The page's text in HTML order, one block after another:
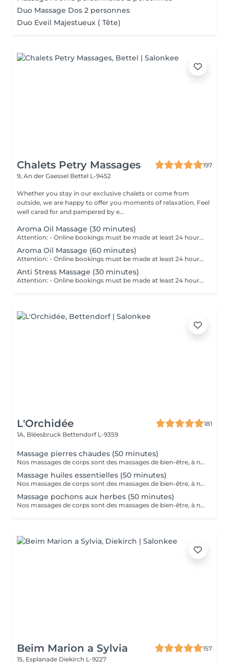
Duo Massage Dos 2 personnes
Duo Eveil Majestueux ( Tête)
Chalets Petry Massages
197
9, An der Gaessel Bettel L-9452
Whether you stay in our exclusive chalets or come from
outside, we are happy to offer you moments of relaxation. Feel
well cared for and pampered by e...
Aroma Oil Massage (30 minutes)
Attention: - Online bookings must be made at least 24 hours in advance. - If you would like to book a massage at short notice (less than 24 hours in advance), please call +49 173 390 20 62. - If you have to cancel the massage, we kindly ask you to do so at least 24 hours in advance, otherwise we will have to charge 70% of the price of the massage. - Employees and times can be adjusted if necessary, after consultation with you. With this massage a particularly deep state of relaxation is achieved through the combination of a gentle body massage and high-quality, warm oils. The pure and natural ingredients of the selected essential oils penetrate deep into the skin layers and stimulate the system.
Aroma Oil Massage (60 minutes)
Attention: - Online bookings must be made at least 24 hours in advance. - If you would like to book a massage at short notice (less than 24 hours in advance), please call +49 173 390 20 62. - If you have to cancel the massage, we kindly ask you to do so at least 24 hours in advance, otherwise we will have to charge 70% of the price of the massage. - Employees and times can be adjusted if necessary, after consultation with you. With this massage a particularly deep state of relaxation is achieved through the combination of a gentle body massage and high-quality, warm oils. The pure and natural ingredients of the selected essential oils penetrate deep into the skin layers and stimulate the system.
Anti Stress Massage (30 minutes)
Attention: - Online bookings must be made at least 24 hours in advance. - If you would like to book a massage at short notice (less than 24 hours in advance), please call +49 173 390 20 62. - If you have to cancel the massage, we kindly ask you to do so at least 24 hours in advance, otherwise we will have to charge 70% of the price of the massage. - Employees and times can be adjusted if necessary, after consultation with you. In the anti-stress massage, individual parts such as shoulders, neck, face and back are massaged with slow, rhythmic strokes. Through the various massage techniques and joint loosening on the one hand, the muscles are relaxed and at the same time stimulated, and on the other hand stress and anger is reduced.
L'Orchidée
181
1A, Bléesbruck Bettendorf L-9359
Massage pierres chaudes (50 minutes)
Nos massages de corps sont des massages de bien-être, à ne pas confondre avec les massages médicaux.
Massage huiles essentielles (50 minutes)
Nos massages de corps sont des massages de bien-être, à ne pas confondre avec les massages médicaux.
Massage pochons aux herbes (50 minutes)
Nos massages de corps sont des massages de bien-être, à ne pas confondre avec les massages médicaux.
Beim Marion a Sylvia
157
15, Esplanade Diekirch L-9227